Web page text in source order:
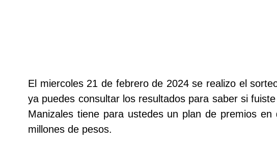
Antioqueñita Día
Antioqueñita Tarde
El miercoles 21 de febrero de 2024 se realizo el
ya puedes consultar los resultados para saber si
Manizales tiene para ustedes un plan de premios en
millones de pesos.